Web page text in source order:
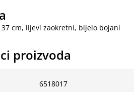
cm, lijevi zaokretni, bijelo bojani
proizvoda
6518017